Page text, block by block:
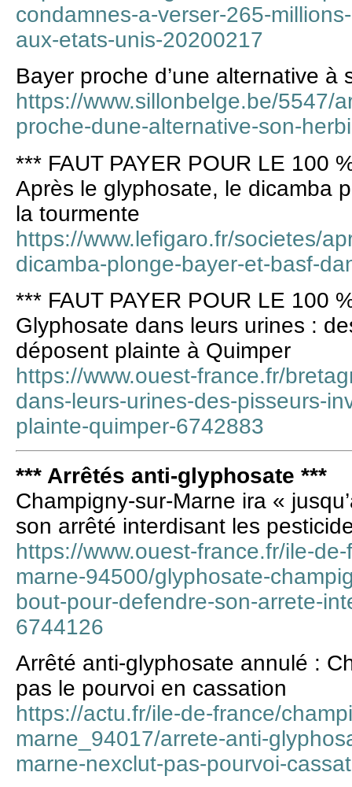
condamnes-a-verser-265-
aux-etats-unis-20200217
Bayer proche d’une alternative à
https://www.sillonbelge.be/5547/
proche-dune-alternative-son-
*** FAUT PAYER POUR LE 100
Après le glyphosate, le dicamba
la tourmente
https://www.lefigaro.fr/societes/
dicamba-plonge-bayer-et-basf-
*** FAUT PAYER POUR LE 100
Glyphosate dans leurs urines :
déposent plainte à Quimper
https://www.ouest-france.fr/
dans-leurs-urines-des-pisseurs-
plainte-quimper-6742883
*** Arrêtés anti-glyphosate ***
Champigny-sur-Marne ira «
son arrêté interdisant les
https://www.ouest-france.fr/ile-
marne-94500/glyphosate-
bout-pour-defendre-son-arrete-
6744126
Arrêté anti-glyphosate annulé :
pas le pourvoi en cassation
https://actu.fr/ile-de-france/
marne_94017/arrete-anti-
marne-nexclut-pas-pourvoi-